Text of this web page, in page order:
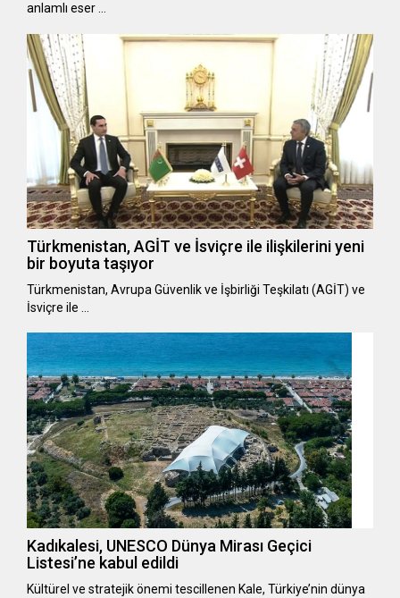
anlamlı eser …
Türkmenistan, AGİT ve İsviçre ile ilişkilerini yeni
bir boyuta taşıyor
Türkmenistan, Avrupa Güvenlik ve İşbirliği Teşkilatı (AGİT) ve
İsviçre ile …
Kadıkalesi, UNESCO Dünya Mirası Geçici
Listesi’ne kabul edildi
Kültürel ve stratejik önemi tescillenen Kale, Türkiye’nin dünya